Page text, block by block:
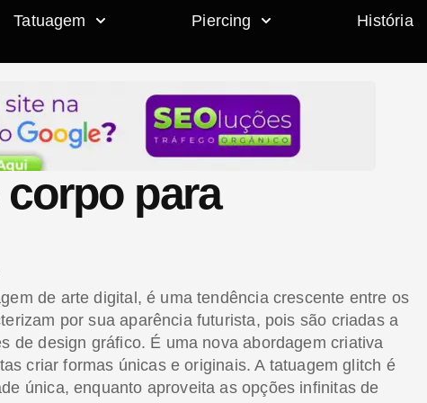
Tatuagem Piercing História
para
de arte digital, é uma tendência crescente entre os
por sua aparência futurista, pois são criadas a
de design gráfico. É uma nova abordagem criativa
criar formas únicas e originais. A tatuagem glitch é
única, enquanto aproveita as opções infinitas de